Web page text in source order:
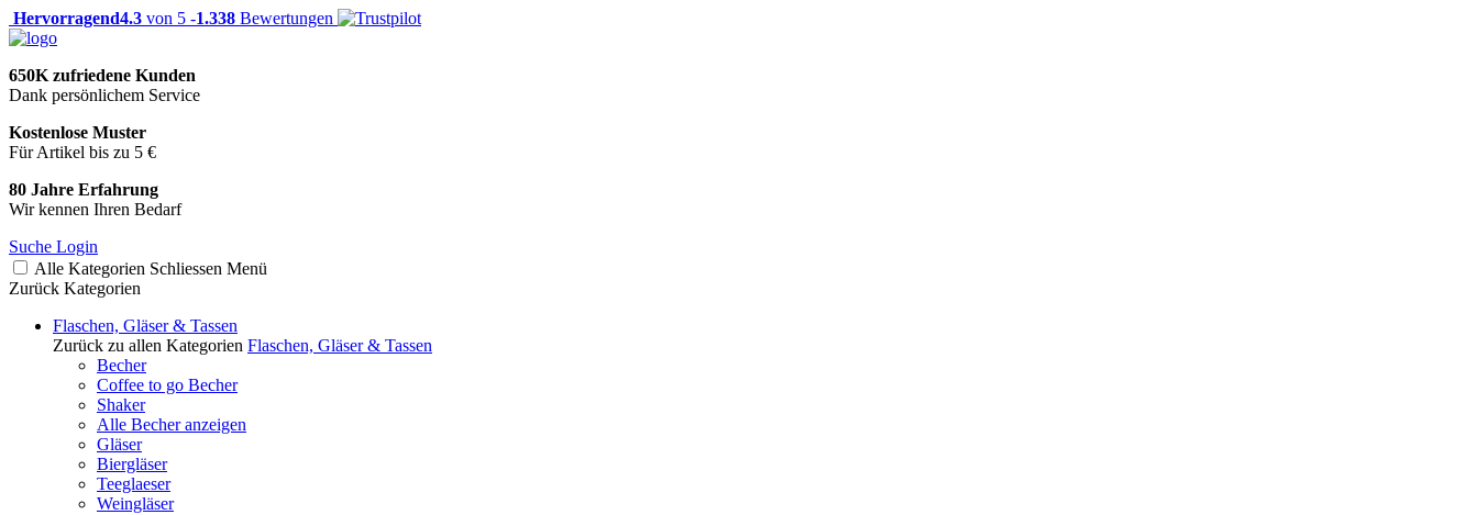
Hervorragend4.3 von 5 -1.338 Bewertungen
650K zufriedene Kunden
Dank persönlichem Service
Kostenlose Muster
Für Artikel bis zu 5 €
80 Jahre Erfahrung
Wir kennen Ihren Bedarf
Suche Login
Alle Kategorien Schliessen Menü
Zurück Kategorien
Flaschen, Gläser & Tassen
Zurück zu allen Kategorien Flaschen, Gläser & Tassen
Becher
Coffee to go Becher
Shaker
Alle Becher anzeigen
Gläser
Biergläser
Teeglaeser
Weingläser